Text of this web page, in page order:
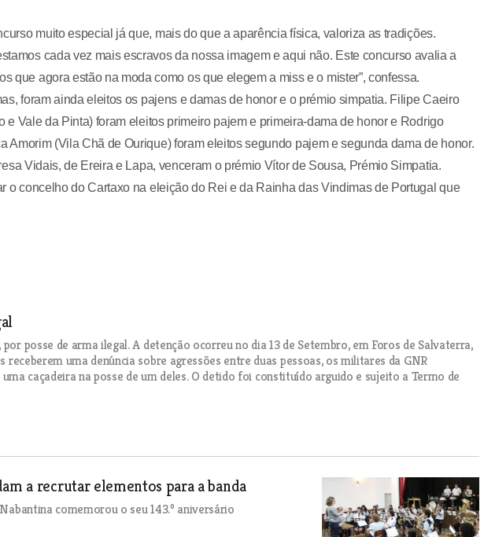
muito especial já que, mais do que a aparência física, valoriza as tradições.
cada vez mais escravos da nossa imagem e aqui não. Este concurso avalia a
que agora estão na moda como os que elegem a miss e o mister”, confessa.
foram ainda eleitos os pajens e damas de honor e o prémio simpatia. Filipe Caeiro
e Vale da Pinta) foram eleitos primeiro pajem e primeira-dama de honor e Rodrigo
Amorim (Vila Chã de Ourique) foram eleitos segundo pajem e segunda dama de honor.
Vidais, de Ereira e Lapa, venceram o prémio Vítor de Sousa, Prémio Simpatia.
o concelho do Cartaxo na eleição do Rei e da Rainha das Vindimas de Portugal que
posse de arma ilegal. A detenção ocorreu no dia 13 de Setembro, em Foros de Salvaterra,
receberem uma denúncia sobre agressões entre duas pessoas, os militares da GNR
caçadeira na posse de um deles. O detido foi constituído arguido e sujeito a Termo de
a recrutar elementos para a banda
comemorou o seu 143.º aniversário